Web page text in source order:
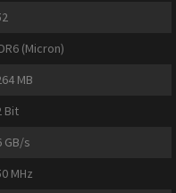
(Micron)
MB
Bit
GB/s
MHz